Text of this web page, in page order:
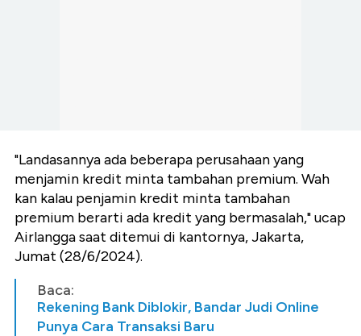
"Landasannya ada beberapa perusahaan yang
menjamin kredit minta tambahan premium. Wah
kan kalau penjamin kredit minta tambahan
premium berarti ada kredit yang bermasalah," ucap
Airlangga saat ditemui di kantornya, Jakarta,
Jumat (28/6/2024).
Baca:
Rekening Bank Diblokir, Bandar Judi Online
Punya Cara Transaksi Baru